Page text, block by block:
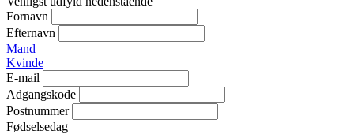
Fornavn
Efternavn
Mand
Kvinde
E-mail
Adgangskode
Postnummer
Fødselsedag